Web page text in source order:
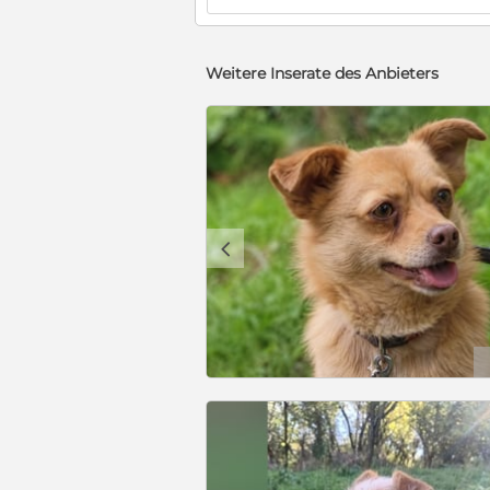
Weitere Inserate des Anbieters
c